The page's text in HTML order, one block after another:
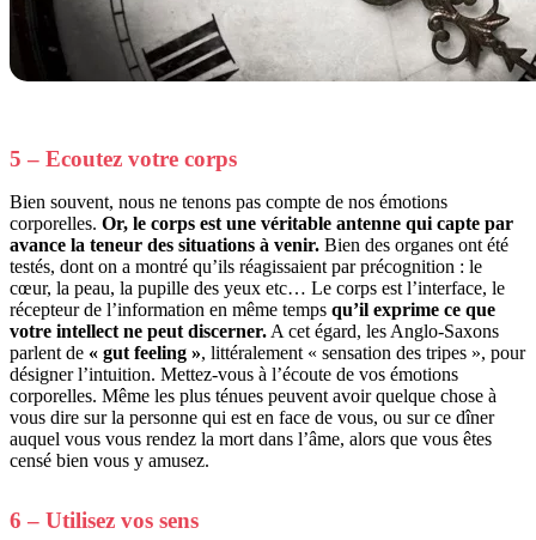
5 – Ecoutez votre corps
Bien souvent, nous ne tenons pas compte de nos émotions
corporelles. Or, le corps est une véritable antenne qui capte par
avance la teneur des situations à venir. Bien des organes ont été
testés, dont on a montré qu’ils réagissaient par précognition : le
cœur, la peau, la pupille des yeux etc… Le corps est l’interface, le
récepteur de l’information en même temps qu’il exprime ce que
votre intellect ne peut discerner. A cet égard, les Anglo-Saxons
parlent de « gut feeling », littéralement « sensation des tripes », pour
désigner l’intuition. Mettez-vous à l’écoute de vos émotions
corporelles. Même les plus ténues peuvent avoir quelque chose à
vous dire sur la personne qui est en face de vous, ou sur ce dîner
auquel vous vous rendez la mort dans l’âme, alors que vous êtes
censé bien vous y amusez.
6 – Utilisez vos sens